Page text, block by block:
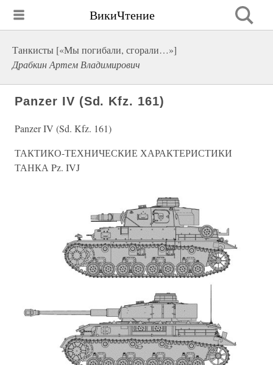
ВикиЧтение
Танкисты [«Мы погибали, сгорали…»]
Драбкин Артем Владимирович
Panzer IV (Sd. Kfz. 161)
Panzer IV (Sd. Kfz. 161)
ТАКТИКО-ТЕХНИЧЕСКИЕ ХАРАКТЕРИСТИКИ
ТАНКА Pz. IVJ